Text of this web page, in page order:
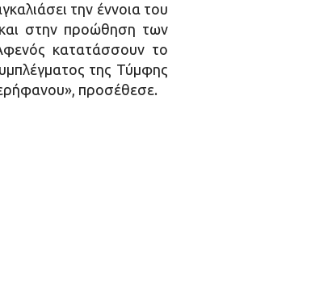
την έννοια του
στην προώθηση των
κατατάσσουν το
της Τύμφης
προσέθεσε.